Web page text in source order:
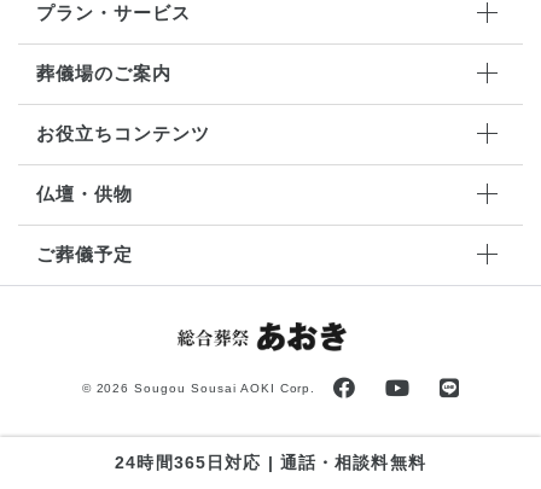
プラン・サービス
葬儀場のご案内
お役立ちコンテンツ
仏壇・供物
ご葬儀予定
© 2026 Sougou Sousai AOKI Corp.
24時間365日対応 | 通話・相談料無料